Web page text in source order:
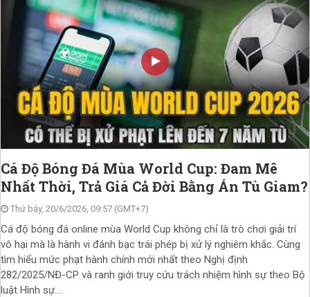
Cá Độ Bóng Đá Mùa World Cup: Đam Mê
Nhất Thời, Trả Giá Cả Đời Bằng Án Tù Giam?
Thứ bảy, 20/6/2026, 09:57 (GMT+7)
Cá độ bóng đá online mùa World Cup không chỉ là trò chơi giải trí
vô hại mà là hành vi đánh bạc trái phép bị xử lý nghiêm khắc. Cùng
tìm hiểu mức phạt hành chính mới nhất theo Nghị định
282/2025/NĐ-CP và ranh giới truy cứu trách nhiệm hình sự theo Bộ
luật Hình sự....